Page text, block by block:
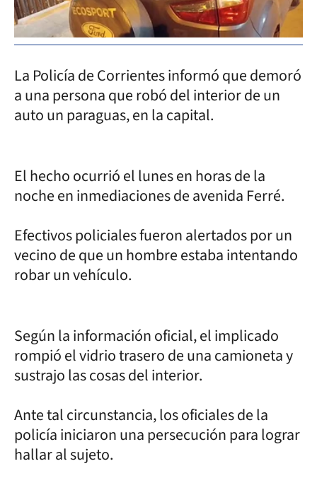
La Policía de Corrientes informó que demoró
a una persona que robó del interior de un
auto un paraguas, en la capital.
El hecho ocurrió el lunes en horas de la
noche en inmediaciones de avenida Ferré.
Efectivos policiales fueron alertados por un
vecino de que un hombre estaba intentando
robar un vehículo.
Según la información oficial, el implicado
rompió el vidrio trasero de una camioneta y
sustrajo las cosas del interior.
Ante tal circunstancia, los oficiales de la
policía iniciaron una persecución para lograr
hallar al sujeto.